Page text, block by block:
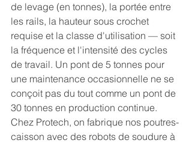
de levage (en tonnes), la portée entre
les rails, la hauteur sous crochet
requise et la classe d'utilisation — soit
la fréquence et l'intensité des cycles
de travail. Un pont de 5 tonnes pour
une maintenance occasionnelle ne se
conçoit pas du tout comme un pont de
30 tonnes en production continue.
Chez Protech, on fabrique nos poutres-
caisson avec des robots de soudure à